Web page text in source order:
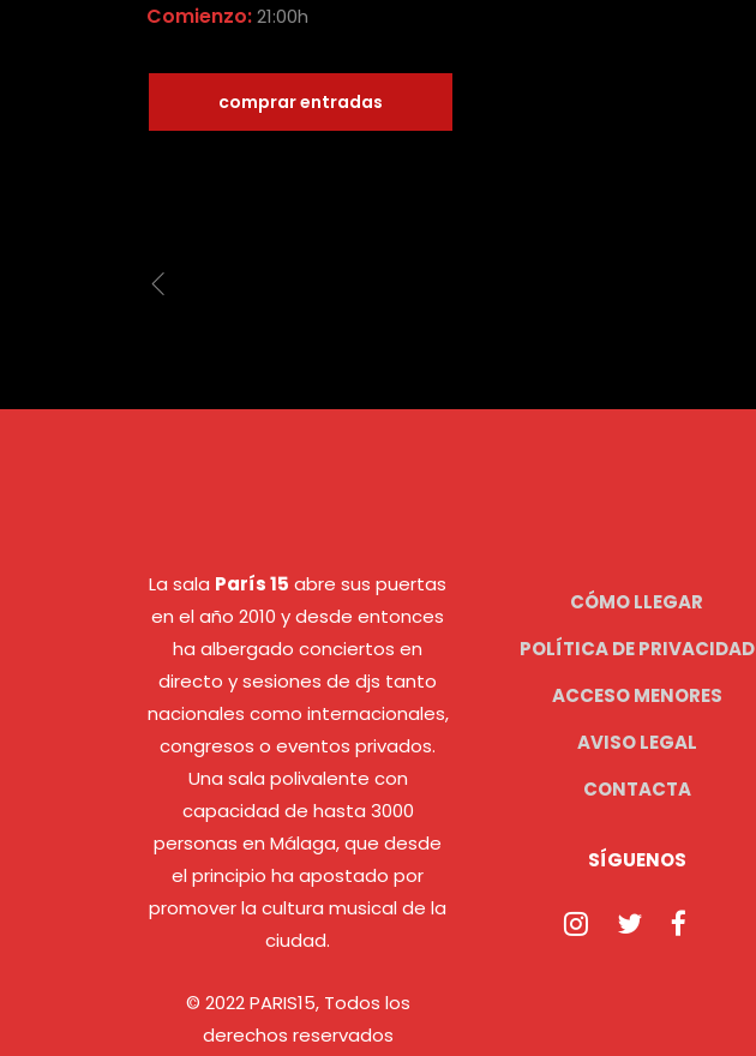
Comienzo:21:00h
comprar entradas
La sala París 15 abre sus puertas
en el año 2010 y desde entonces
ha albergado conciertos en
directo y sesiones de djs tanto
nacionales como internacionales,
congresos o eventos privados.
Una sala polivalente con
capacidad de hasta 3000
personas en Málaga, que desde
el principio ha apostado por
promover la cultura musical de la
ciudad.
© 2022 PARIS15, Todos los
derechos reservados
CÓMO LLEGAR
POLÍTICA DE PRIVACIDAD
ACCESO MENORES
AVISO LEGAL
CONTACTA
SÍGUENOS